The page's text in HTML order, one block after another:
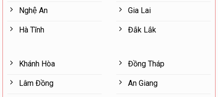
Nghệ An
Hà Tĩnh
Gia Lai
Đắk Lắk
Khánh Hòa
Lâm Đồng
Đồng Tháp
An Giang